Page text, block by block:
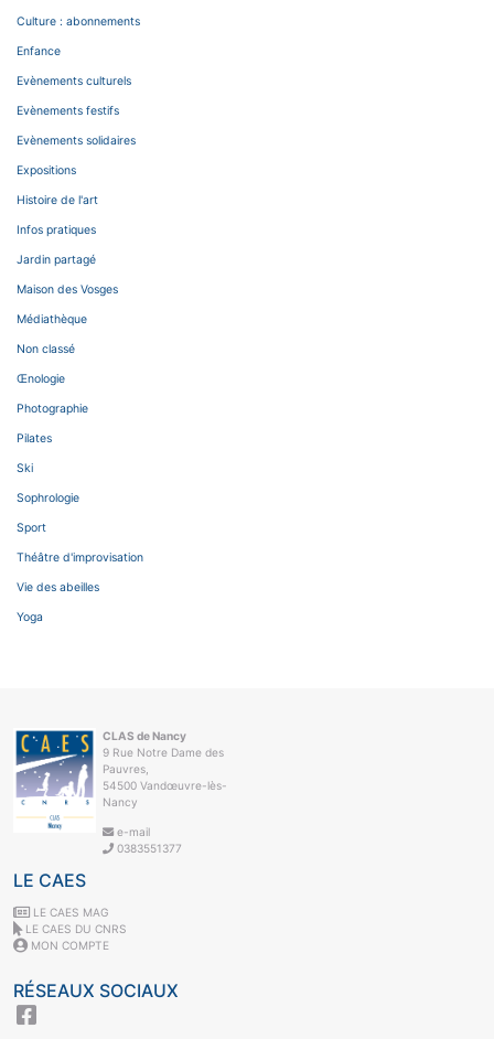
Culture : abonnements
Enfance
Evènements culturels
Evènements festifs
Evènements solidaires
Expositions
Histoire de l'art
Infos pratiques
Jardin partagé
Maison des Vosges
Médiathèque
Non classé
Œnologie
Photographie
Pilates
Ski
Sophrologie
Sport
Théâtre d'improvisation
Vie des abeilles
Yoga
CLAS de Nancy
9 Rue Notre Dame des
Pauvres,
54500 Vandœuvre-lès-
Nancy
e-mail
0383551377
LE CAES
LE CAES MAG
LE CAES DU CNRS
MON COMPTE
RÉSEAUX SOCIAUX